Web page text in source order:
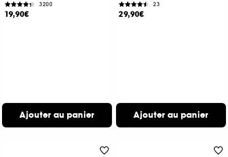
3200
19,90€
Ajouter au panier
23
29,90€
Ajouter au panier